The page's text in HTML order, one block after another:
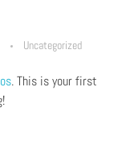
Uncategorized
. This is your first